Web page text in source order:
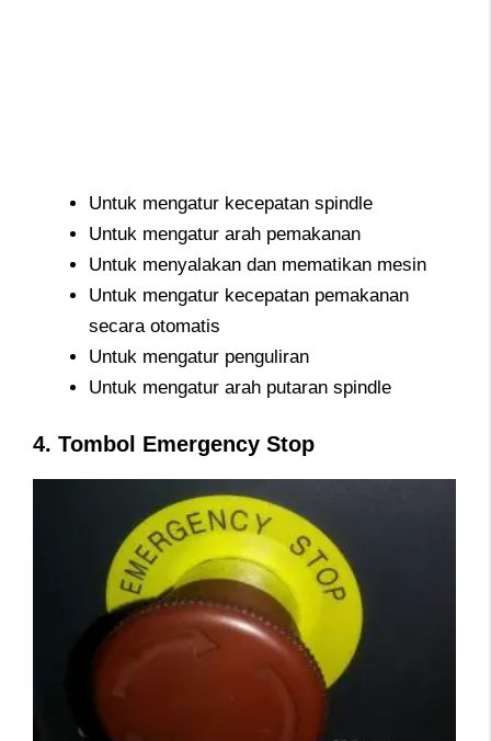
Untuk mengatur kecepatan spindle
Untuk mengatur arah pemakanan
Untuk menyalakan dan mematikan mesin
Untuk mengatur kecepatan pemakanan
secara otomatis
Untuk mengatur penguliran
Untuk mengatur arah putaran spindle
4. Tombol Emergency Stop